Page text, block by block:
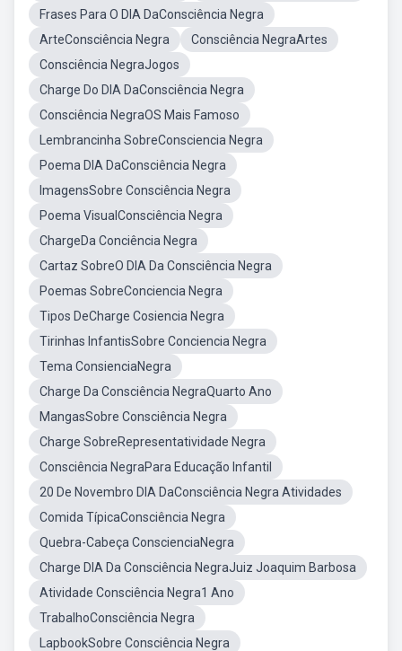
Frases Para O DIA DaConsciência Negra
ArteConsciência Negra
Consciência NegraArtes
Consciência NegraJogos
Charge Do DIA DaConsciência Negra
Consciência NegraOS Mais Famoso
Lembrancinha SobreConsciencia Negra
Poema DIA DaConsciência Negra
ImagensSobre Consciência Negra
Poema VisualConsciência Negra
ChargeDa Conciência Negra
Cartaz SobreO DIA Da Consciência Negra
Poemas SobreConciencia Negra
Tipos DeCharge Cosiencia Negra
Tirinhas InfantisSobre Conciencia Negra
Tema ConsienciaNegra
Charge Da Consciência NegraQuarto Ano
MangasSobre Consciência Negra
Charge SobreRepresentatividade Negra
Consciência NegraPara Educação Infantil
20 De Novembro DIA DaConsciência Negra Atividades
Comida TípicaConsciência Negra
Quebra-Cabeça ConscienciaNegra
Charge DIA Da Consciência NegraJuiz Joaquim Barbosa
Atividade Consciência Negra1 Ano
TrabalhoConsciência Negra
LapbookSobre Consciência Negra